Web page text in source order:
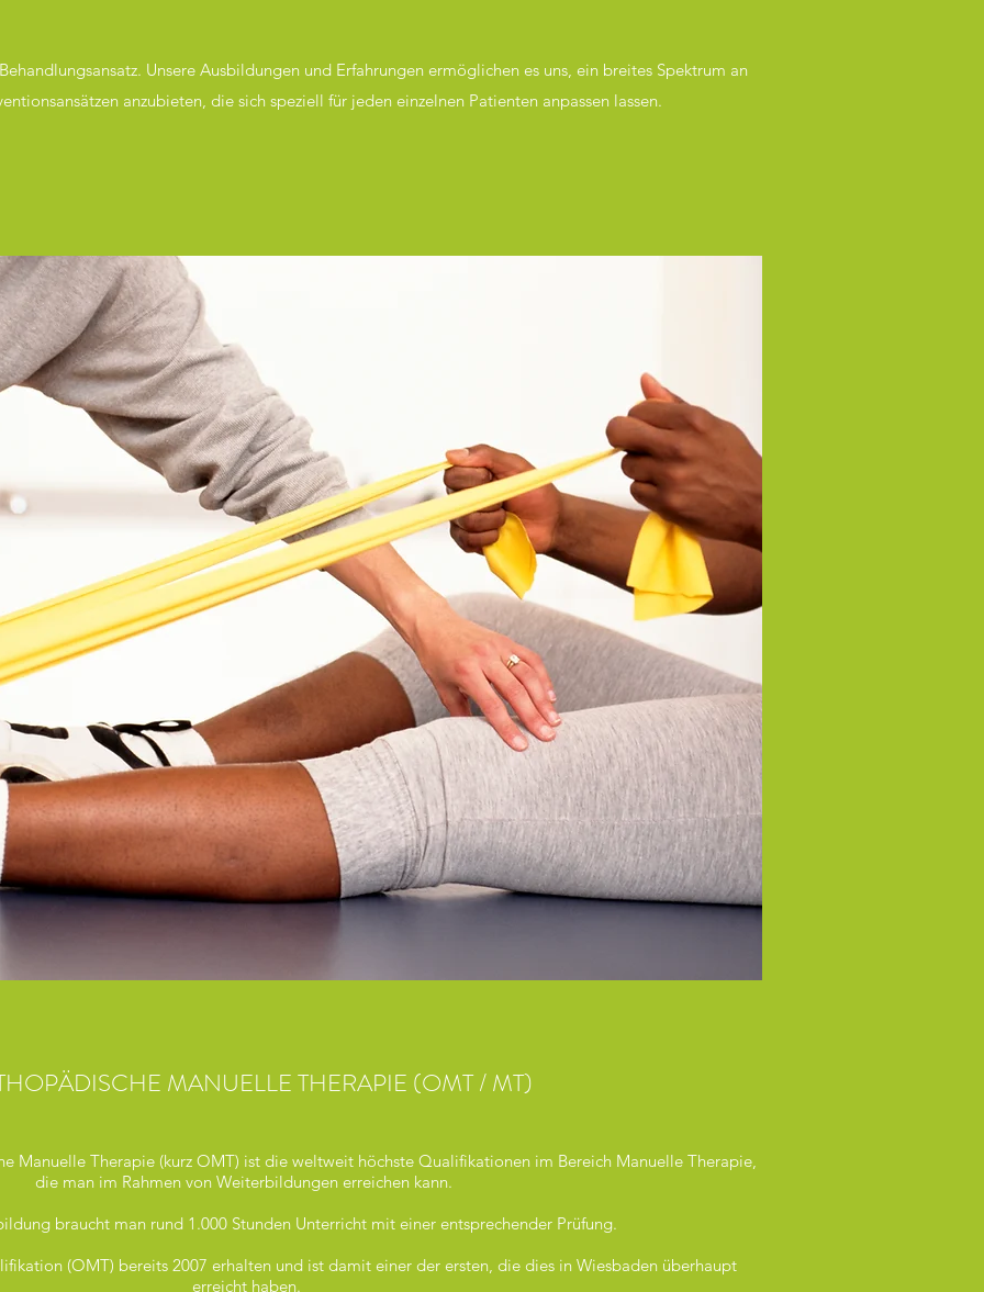
Unsere Ausbildungen und Erfahrungen ermöglichen es uns, ein breites Spektrum an
anzubieten, die sich speziell für jeden einzelnen Patienten anpassen lassen.
MANUELLE THERAPIE (OMT / MT)
Manuelle Therapie (kurz OMT) ist die weltweit höchste Qualifikationen im Bereich Manuelle Therapie,
die man im Rahmen von Weiterbildungen erreichen kann.
braucht man rund 1.000 Stunden Unterricht mit einer entsprechender Prüfung.
(OMT) bereits 2007 erhalten und ist damit einer der ersten, die dies in Wiesbaden überhaupt
erreicht haben.